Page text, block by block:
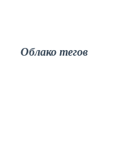
Облако тегов